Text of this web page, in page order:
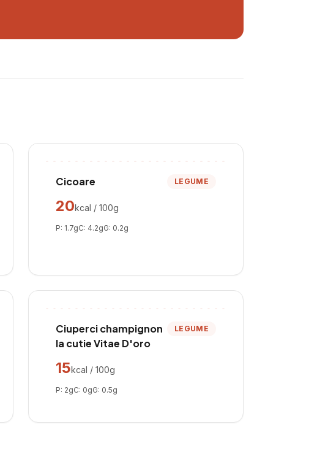
Cicoare LEGUME
20kcal / 100g
P: 1.7gC: 4.2gG: 0.2g
Ciuperci champignon
la cutie Vitae D'oro
LEGUME
15kcal / 100g
P: 2gC: 0gG: 0.5g